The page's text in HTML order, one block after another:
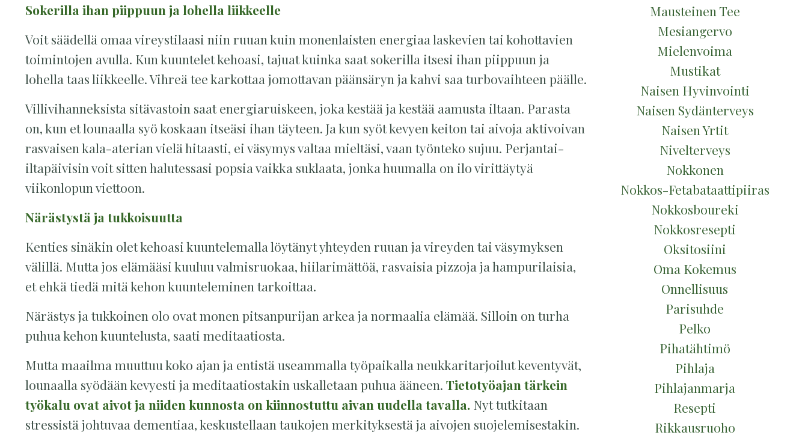
Sokerilla ihan piippuun ja lohella liikkeelle
Voit säädellä omaa vireystilaasi niin ruuan kuin monenlaisten energiaa laskevien tai kohottavien
toimintojen avulla. Kun kuuntelet kehoasi, tajuat kuinka saat sokerilla itsesi ihan piippuun ja
lohella taas liikkeelle. Vihreä tee karkottaa jomottavan päänsäryn ja kahvi saa turbovaihteen päälle.
Villivihanneksista sitävastoin saat energiaruiskeen, joka kestää ja kestää aamusta iltaan. Parasta
on, kun et lounaalla syö koskaan itseäsi ihan täyteen. Ja kun syöt kevyen keiton tai aivoja aktivoivan
rasvaisen kala-aterian vielä hitaasti, ei väsymys valtaa mieltäsi, vaan työnteko sujuu. Perjantai-
iltapäivisin voit sitten halutessasi popsia vaikka suklaata, jonka huumalla on ilo virittäytyä
viikonlopun viettoon.
Närästystä ja tukkoisuutta
Kenties sinäkin olet kehoasi kuuntelemalla löytänyt yhteyden ruuan ja vireyden tai väsymyksen
välillä. Mutta jos elämääsi kuuluu valmisruokaa, hiilarimättöä, rasvaisia pizzoja ja hampurilaisia,
et ehkä tiedä mitä kehon kuunteleminen tarkoittaa.
Närästys ja tukkoinen olo ovat monen pitsanpurijan arkea ja normaalia elämää. Silloin on turha
puhua kehon kuuntelusta, saati meditaatiosta.
Mutta maailma muuttuu koko ajan ja entistä useammalla työpaikalla neukkaritarjoilut keventyvät,
lounaalla syödään kevyesti ja meditaatiostakin uskalletaan puhua ääneen. Tietotyöajan tärkein
työkalu ovat aivot ja niiden kunnosta on kiinnostuttu aivan uudella tavalla. Nyt tutkitaan
stressistä johtuvaa dementiaa, keskustellaan taukojen merkityksestä ja aivojen suojelemisestakin.
Mausteinen Tee
Mesiangervo
Mielenvoima
Mustikat
Naisen Hyvinvointi
Naisen Sydänterveys
Naisen Yrtit
Nivelterveys
Nokkonen
Nokkos-Fetabataattipiiras
Nokkosboureki
Nokkosresepti
Oksitosiini
Oma Kokemus
Onnellisuus
Parisuhde
Pelko
Pihatähtimö
Pihlaja
Pihlajanmarja
Resepti
Rikkausruoho